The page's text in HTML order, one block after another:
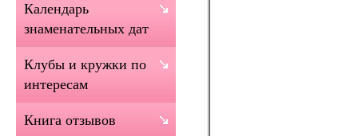
Календарь
знаменательных дат
Клубы и кружки по
интересам
Книга отзывов